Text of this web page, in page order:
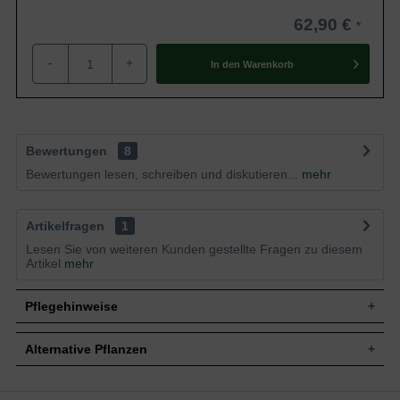
62,90 €
- + In den Warenkorb
Bewertungen
8
Bewertungen lesen, schreiben und diskutieren...
mehr
Artikelfragen
1
Lesen Sie von weiteren Kunden gestellte Fragen zu diesem
Artikel mehr
Pflegehinweise
Pflanz- und Pflegetipps Euonymus fortunei
Alternative Pflanzen